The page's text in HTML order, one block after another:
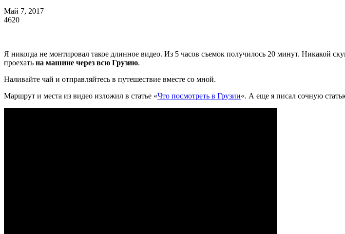
Май 7, 2017
4620
Я никогда не монтировал такое длинное видео. Из 5 часов съемок получилось 20 минут. Никакой
проехать на машине через всю Грузию.
Наливайте чай и отправляйтесь в путешествие вместе со мной.
Маршрут и места из видео изложил в статье «Что посмотреть в Грузии«. А еще я писал сочную